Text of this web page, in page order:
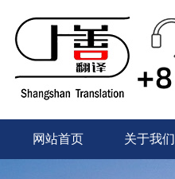
网站首页 关于我们